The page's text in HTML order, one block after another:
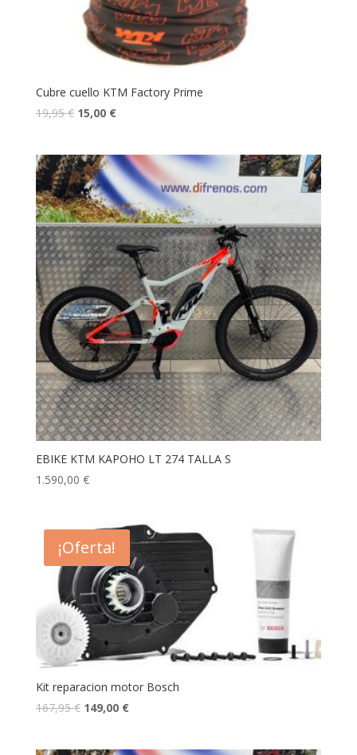
Cubre cuello KTM Factory Prime
19,95€ 15,00 €
EBIKE KTM KAPOHO LT 274 TALLA S
1.590,00 €
¡Oferta!
Kit reparacion motor Bosch
167,95€ 149,00 €